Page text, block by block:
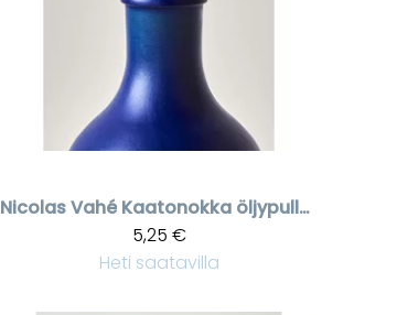
Nicolas Vahé
Kaatonokka öljypulloon
5,25 €
Heti saatavilla